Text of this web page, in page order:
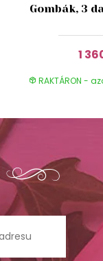
Gombák, 3
1
RAKTÁRON -